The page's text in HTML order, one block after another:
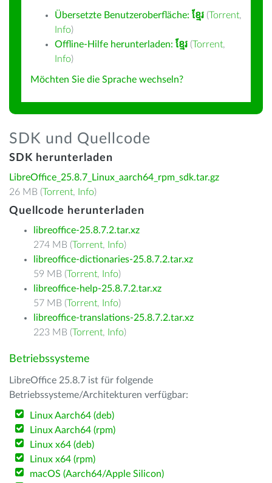
Übersetzte Benutzeroberfläche: ខ្មែរ (Torrent,
Info)
Offline-Hilfe herunterladen: ខ្មែរ (Torrent,
Info)
Möchten Sie die Sprache wechseln?
SDK und Quellcode
SDK herunterladen
LibreOffice_25.8.7_Linux_aarch64_rpm_sdk.tar.gz
26 MB (Torrent, Info)
Quellcode herunterladen
libreoffice-25.8.7.2.tar.xz
274 MB (Torrent, Info)
libreoffice-dictionaries-25.8.7.2.tar.xz
59 MB (Torrent, Info)
libreoffice-help-25.8.7.2.tar.xz
57 MB (Torrent, Info)
libreoffice-translations-25.8.7.2.tar.xz
223 MB (Torrent, Info)
Betriebssysteme
LibreOffice 25.8.7 ist für folgende
Betriebssysteme/Architekturen verfügbar:
Linux Aarch64 (deb)
Linux Aarch64 (rpm)
Linux x64 (deb)
Linux x64 (rpm)
macOS (Aarch64/Apple Silicon)